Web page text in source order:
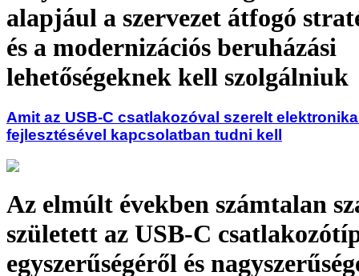
alapjául a szervezet átfogó
és a modernizációs beruházási
lehetőségeknek kell szolgálniuk
Amit az USB-C csatlakozóval szerelt
fejlesztésével kapcsolatban tudni kell
Az elmúlt években számtalan
született az USB-C
egyszerűségéről és